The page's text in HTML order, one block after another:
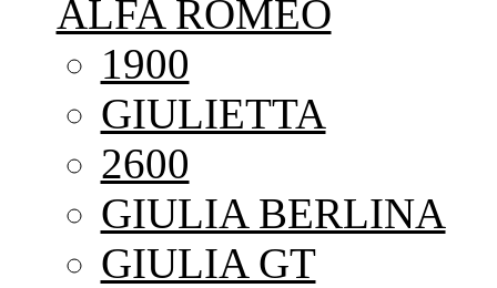
ALFA ROMEO
1900
GIULIETTA
2600
GIULIA BERLINA
GIULIA GT